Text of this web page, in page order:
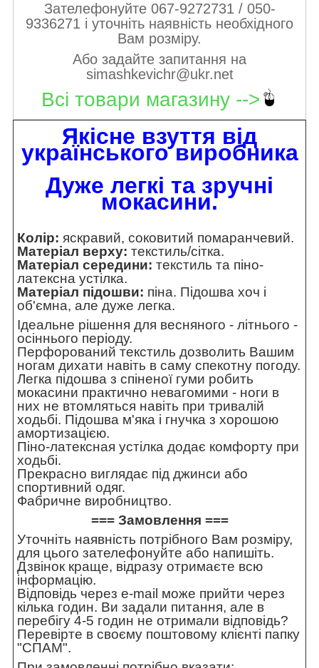
Зателефонуйте 067-9272731 / 050-
9336271 і уточніть наявність необхідного
Вам розміру.
Або задайте запитання на
simashkevichr@ukr.net
Всі товари магазину -->
Якісне взуття від
українського виробника
Дуже легкі та зручні
мокасини.
Колір: яскравий, соковитий помаранчевий.
Матеріал верху: текстиль/сітка.
Матеріал середини: текстиль та піно-
латексна устілка.
Матеріал підошви: піна. Підошва хоч і
об'ємна, але дуже легка.
Ідеальне рішення для весняного - літнього -
осіннього періоду.
Перфорований текстиль дозволить Вашим
ногам дихати навіть в саму спекотну погоду.
Легка підошва з спіненої гуми робить
мокасини практично невагомими - ноги в
них не втомляться навіть при тривалій
ходьбі. Підошва м'яка і гнучка з хорошою
амортизацією.
Піно-латексная устілка додає комфорту при
ходьбі.
Прекрасно виглядає під джинси або
спортивний одяг.
Фабричне виробництво.
=== Замовлення ===
Уточніть наявність потрібного Вам розміру,
для цього зателефонуйте або напишіть.
Дзвінок краще, відразу отримаєте всю
інформацію.
Відповідь через e-mail може прийти через
кілька годин. Ви задали питання, але в
перебігу 4-5 годин не отримали відповідь?
Перевірте в своєму поштовому клієнті папку
"СПАМ".